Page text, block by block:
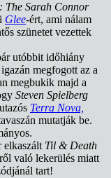
The Sarah Connor
Glee-ért, ami nálam
szünetet vezettek
utóbbit időhiány
megfogott az a
megbukik majd a
Steven Spielberg
Terra Nova,
mutatják be.
elkaszált Til & Death
való lekerülés miatt
tart!